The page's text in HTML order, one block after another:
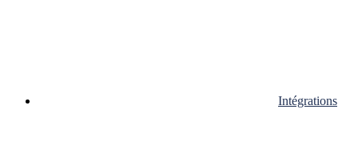
Intégrations